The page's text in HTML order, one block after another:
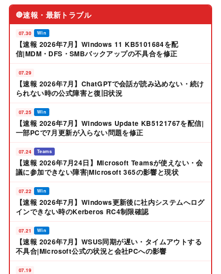
🔴速報・最新トラブル
07.30 Win
【速報 2026年7月】Windows 11 KB5101684を配
信|MDM・DFS・SMBバックアップの不具合を修正
07.29
【速報 2026年7月】ChatGPTで会話が読み込めない・続け
られない時の公式障害と復旧状況
07.25 Win
【速報 2026年7月】Windows Update KB5121767を配信|
一部PCで7月更新が入らない問題を修正
07.24 Teams
【速報 2026年7月24日】Microsoft Teamsが使えない・会
議に参加できない障害|Microsoft 365の影響と現状
07.22 Win
【速報 2026年7月】Windows更新後に社内システムへログ
インできない時のKerberos RC4制限確認
07.21 Win
【速報 2026年7月】WSUS同期が遅い・タイムアウトする
不具合|Microsoft公式の状況と会社PCへの影響
07.19